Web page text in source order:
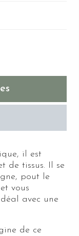
il est
de tissus. Il se
pout le
vous
avec une
de ce